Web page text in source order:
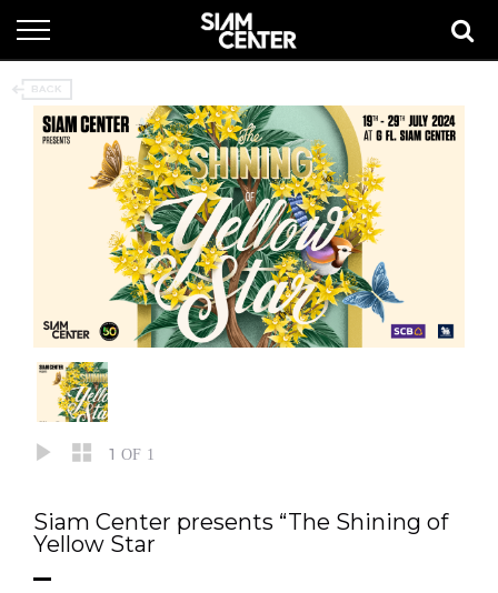
1 OF 1
Siam Center presents “The Shining of
Yellow Star